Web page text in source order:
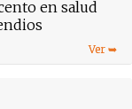
en salud